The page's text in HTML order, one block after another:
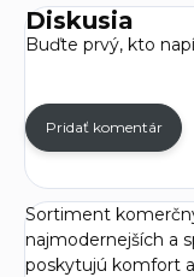
Diskusia
Buďte prvý, kto
Pridať komentár
Sortiment
najmodernejších a
poskytujú komfort